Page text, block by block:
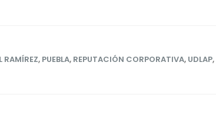
RAMÍREZ, PUEBLA, REPUTACIÓN CORPORATIVA, UDLAP,